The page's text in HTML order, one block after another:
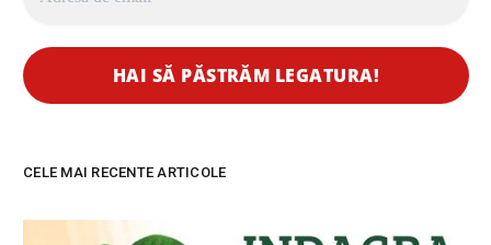
CELE MAI RECENTE ARTICOLE